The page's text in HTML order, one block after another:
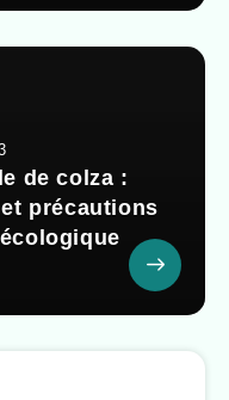
de colza :
précautions